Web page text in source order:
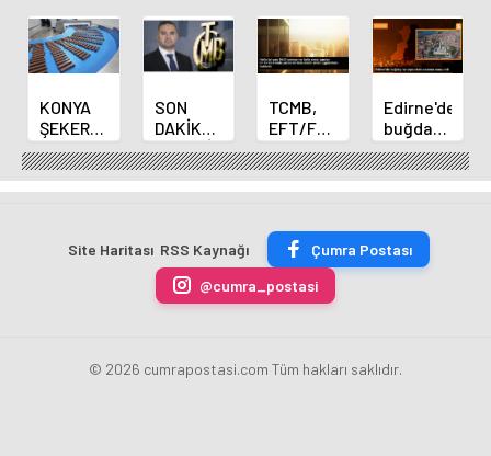
KONYA
ŞEKER
YILLIK 7
BİN 500
TON
ÜRETİLECEK
SON
DAKİKA
HABERİ:
Yeni
Merkez
Fatih
Karahan
oldu
TCMB,
EFT/FAST
işlemleri
için
fazla
uygulamasını
kaldırdı
Edirne'de
buğday
ve arpa
ekim
sezonu
erdi
Site Haritası RSS Kaynağı
Çumra Postası
@cumra_postasi
© 2026 cumrapostasi.com Tüm hakları saklıdır.